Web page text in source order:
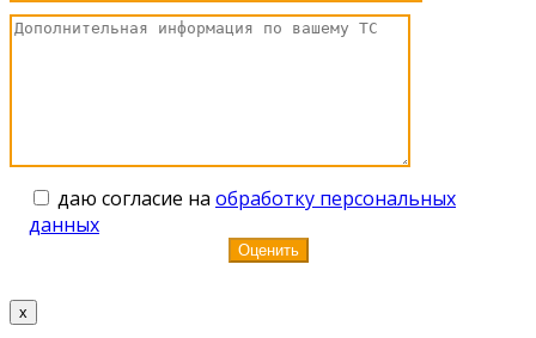
даю согласие на обработку персональных
данных
x